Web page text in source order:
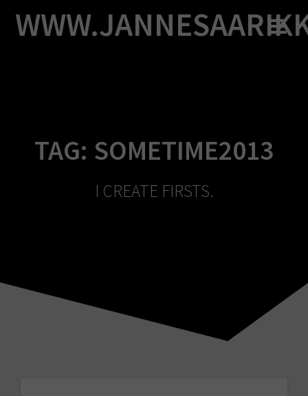
to
content
TAG: SOMETIME2013
I CREATE FIRSTS.